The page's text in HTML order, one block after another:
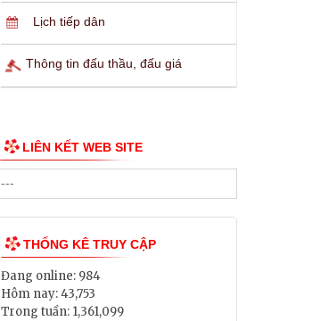
Lịch tiếp dân
Thông tin đấu thầu, đấu giá
LIÊN KẾT WEB SITE
THỐNG KÊ TRUY CẬP
Đang online: 984
Hôm nay:43,753
Trong tuần: 1,361,099